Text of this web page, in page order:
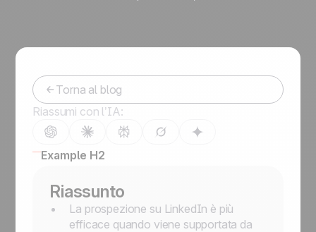
Torna al blog
Riassumi con l’IA:
Example H2
Riassunto
La prospezione su LinkedIn è più
efficace quando viene supportata da